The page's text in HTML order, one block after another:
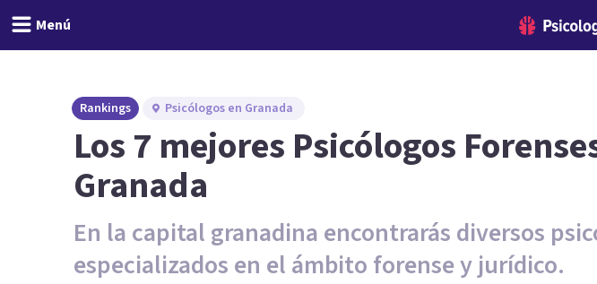
Menú
Rankings Psicólogos en Granada
Los 7 mejores Psicólogos
Granada
En la capital granadina encontrarás diversos
especializados en el ámbito forense y jurídico.